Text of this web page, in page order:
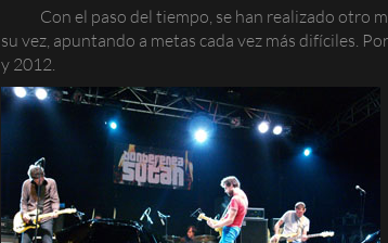
Con el paso del tiempo, se han realizado otro
su vez, apuntando a metas cada vez más difíciles.
y 2012.